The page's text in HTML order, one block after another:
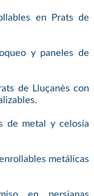
en Prats de
y paneles de
de Lluçanès con
de metal y celosía
metálicas